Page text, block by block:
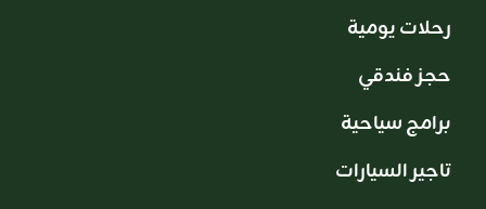
رحلات يومية
حجز فندقي
برامج سياحية
تاجير السيارات